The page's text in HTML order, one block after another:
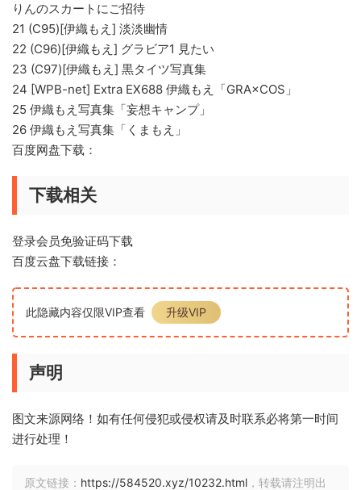
りんのスカートにご招待
21 (C95)[伊織もえ] 淡淡幽情
22 (C96)[伊織もえ] グラビア1 見たい
23 (C97)[伊織もえ] 黒タイツ写真集
24 [WPB-net] Extra EX688 伊織もえ「GRA×COS」
25 伊織もえ写真集「妄想キャンプ」
26 伊織もえ写真集「くまもえ」
百度网盘下载：
下载相关
登录会员免验证码下载
百度云盘下载链接：
此隐藏内容仅限VIP查看 升级VIP
声明
图文来源网络！如有任何侵犯或侵权请及时联系必将第一时间
进行处理！
原文链接： https://584520.xyz/10232.html ，转载请注明出